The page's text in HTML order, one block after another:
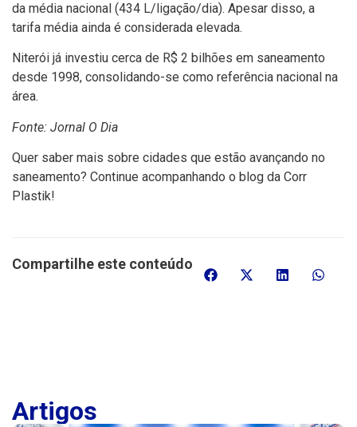
da média nacional (434 L/ligação/dia). Apesar disso, a
tarifa média ainda é considerada elevada.
Niterói já investiu cerca de R$ 2 bilhões em saneamento
desde 1998, consolidando-se como referência nacional na
área.
Fonte: Jornal O Dia
Quer saber mais sobre cidades que estão avançando no
saneamento? Continue acompanhando o blog da Corr
Plastik!
Compartilhe este conteúdo
Artigos